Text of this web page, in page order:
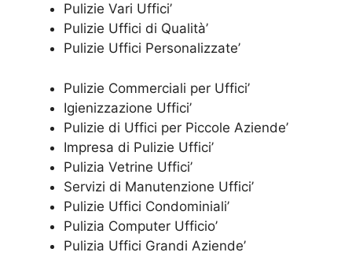
Pulizie Vari Uffici’
Pulizie Uffici di Qualità’
Pulizie Uffici Personalizzate’
Pulizie Commerciali per Uffici’
Igienizzazione Uffici’
Pulizie di Uffici per Piccole Aziende’
Impresa di Pulizie Uffici’
Pulizia Vetrine Uffici’
Servizi di Manutenzione Uffici’
Pulizie Uffici Condominiali’
Pulizia Computer Ufficio’
Pulizia Uffici Grandi Aziende’